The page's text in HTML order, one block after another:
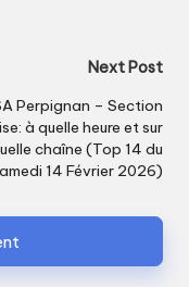
Next Post
Perpignan – Section
à quelle heure et sur
chaîne (Top 14 du
14 Février 2026)